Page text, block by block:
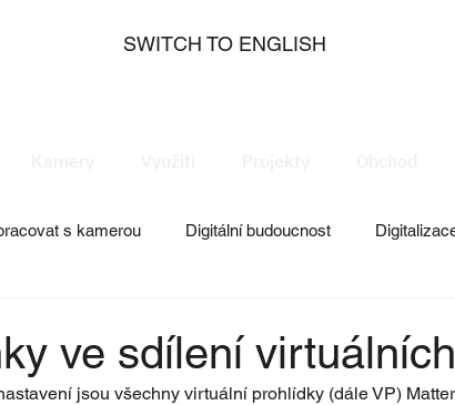
SWITCH TO ENGLISH
s kamerou Digitální budoucnost
ve sdílení
jsou všechny virtuální prohlídky (dále VP)